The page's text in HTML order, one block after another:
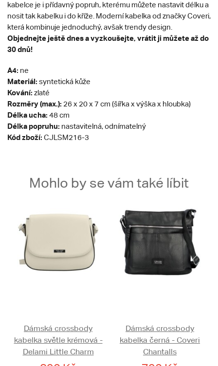
kabelce je i přídavný popruh, kterému můžete nastavit délku a
nosit tak kabelku i do kříže. Moderní kabelka od značky Coveri,
která kombinuje jednoduchý, avšak trendy design.
Objednejte ještě dnes a vyzkoušejte, vrátit ji můžete až do
30 dnů!
A4: ne
Materiál: syntetická kůže
Kování: zlaté
Rozměry (max.): 26 x 20 x 7 cm (šířka x výška x hloubka)
Délka ucha: 48 cm
Délka popruhu: nastavitelná, odnímatelný
Kód zboží: CJLSM216-3
Mohlo by se vám také líbit
Dámská crossbody
kabelka světle krémová -
Delami Little Charm
Dámská crossbody
kabelka černá - Coveri
Chantalls